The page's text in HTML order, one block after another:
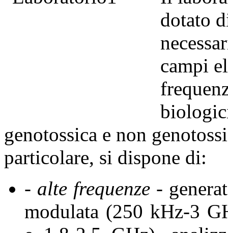
dotato
campi
genotossica e non
particolare, si dispone di:
- alte frequenze -
modulata (250 kHz-3